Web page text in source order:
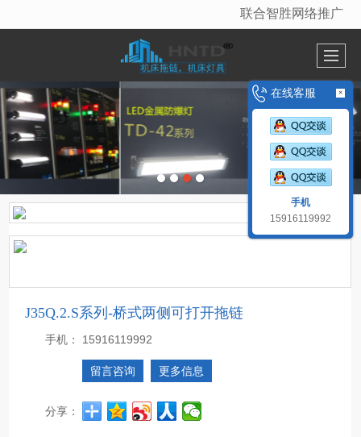
很遗憾，因您的浏览器版本过低导致无法获得最佳浏览体验，推荐下载安装谷歌浏览器！
联合智胜网络推广
J35Q.2.S系列-桥式两侧可打开拖链
手机： 15916119992
留言咨询 更多信息
分享：
在线客服 ×
手机
15916119992